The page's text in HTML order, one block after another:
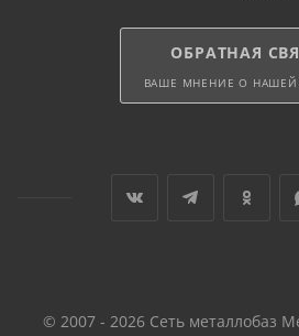
ОБРАТНАЯ
ВАШЕ МНЕНИЕ О НАШЕЙ
© 2007 - 2026 Сеть металлобаз